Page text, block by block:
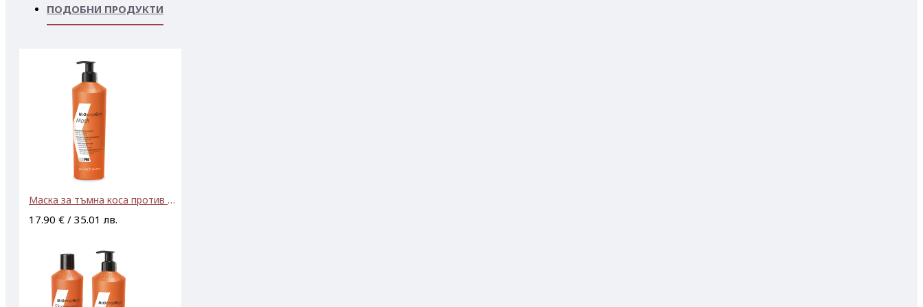
ПОДОБНИ ПРОДУКТИ
Маска за тъмна коса против нежелани оранжеви оттенъци KAYPRO No Orange Gigs Anti-Orange Mask 350ml
17.90 € / 35.01 лв.